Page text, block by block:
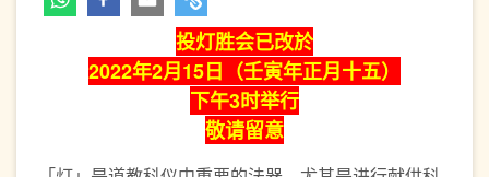
投灯胜会已改於
2022年2月15日（壬寅年正月十五）
下午3时举行
敬请留意